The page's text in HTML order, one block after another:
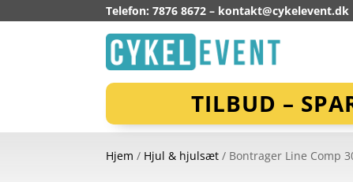
Telefon: 7876 8672 – kontakt@cykelevent.dk
TILBUD –
Hjem / Hjul & hjulsæt / Bontrager Line Comp